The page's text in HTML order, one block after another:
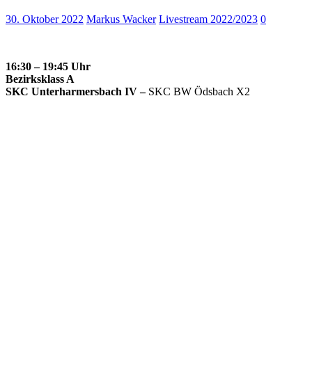
30. Oktober 2022 Markus Wacker Livestream 2022/2023 0
16:30 – 19:45 Uhr
Bezirksklass A
SKC Unterharmersbach IV – SKC BW Ödsbach X2